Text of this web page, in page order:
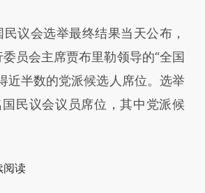
会选举最终结果当天公布，
员会主席贾布里勒领导的“全国
近半数的党派候选人席位。选举
民议会议员席位，其中党派候
阅读